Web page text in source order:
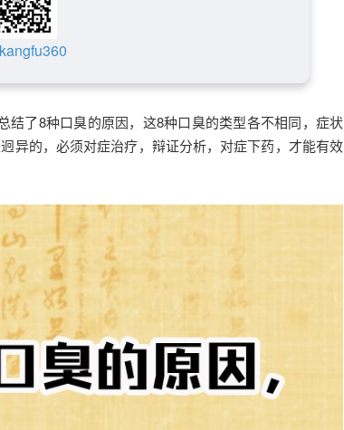
kangfu360
结了8种口臭的原因，这8种口臭的类型各不相同，症状
异的，必须对症治疗，辩证分析，对症下药，才能有效